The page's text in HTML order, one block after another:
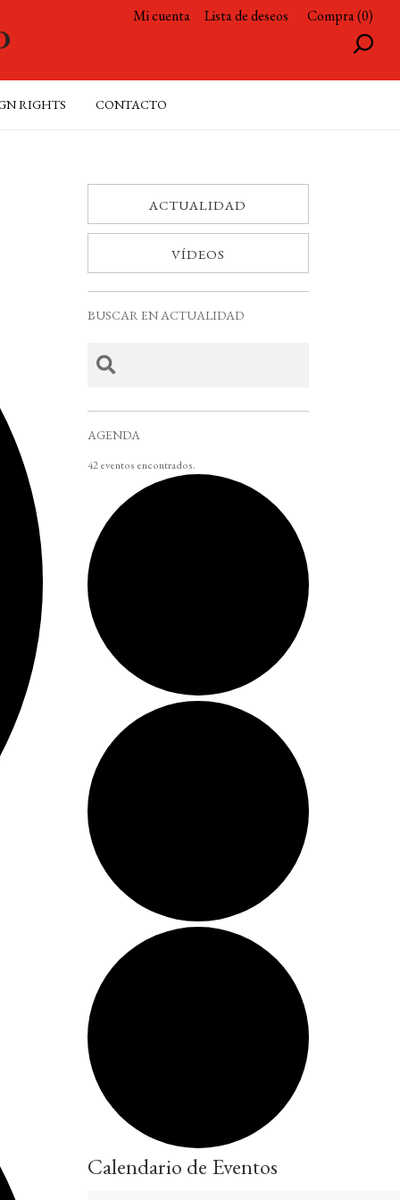
Mi cuenta Lista de deseos Compra (0)
RIGHTS CONTACTO
ACTUALIDAD
VÍDEOS
BUSCAR EN ACTUALIDAD
AGENDA
42 eventos encontrados.
Calendario de Eventos